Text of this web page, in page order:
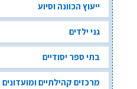
ייעוץ הכוונה וסיוע
גני ילדים
בתי ספר יסודיים
מרכזים קהילתיים ומועדונים